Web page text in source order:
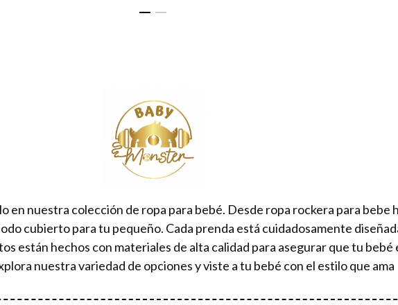
nuestra colección de ropa para bebé. Desde ropa rockera para bebe
cubierto para tu pequeño. Cada prenda está cuidadosamente
están hechos con materiales de alta calidad para asegurar que tu bebé
nuestra variedad de opciones y viste a tu bebé con el estilo que ama